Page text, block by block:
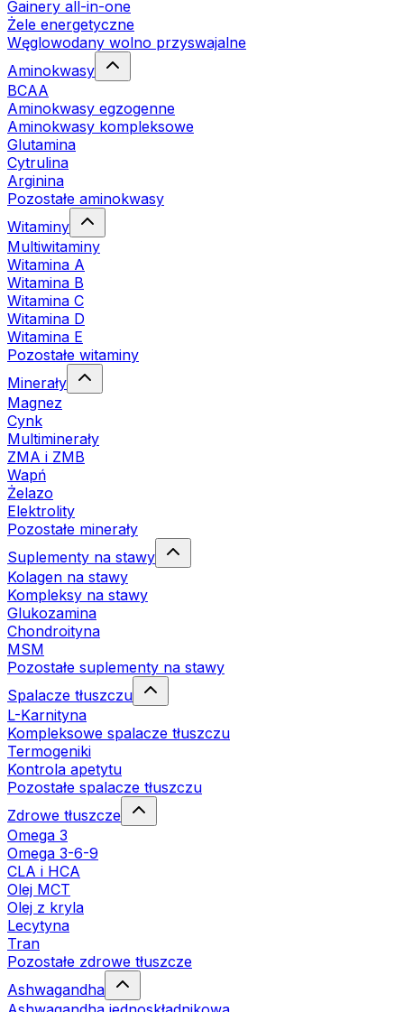
Gainery all-in-one
Żele energetyczne
Węglowodany wolno przyswajalne
Aminokwasy
BCAA
Aminokwasy egzogenne
Aminokwasy kompleksowe
Glutamina
Cytrulina
Arginina
Pozostałe aminokwasy
Witaminy
Multiwitaminy
Witamina A
Witamina B
Witamina C
Witamina D
Witamina E
Pozostałe witaminy
Minerały
Magnez
Cynk
Multiminerały
ZMA i ZMB
Wapń
Żelazo
Elektrolity
Pozostałe minerały
Suplementy na stawy
Kolagen na stawy
Kompleksy na stawy
Glukozamina
Chondroityna
MSM
Pozostałe suplementy na stawy
Spalacze tłuszczu
L-Karnityna
Kompleksowe spalacze tłuszczu
Termogeniki
Kontrola apetytu
Pozostałe spalacze tłuszczu
Zdrowe tłuszcze
Omega 3
Omega 3-6-9
CLA i HCA
Olej MCT
Olej z kryla
Lecytyna
Tran
Pozostałe zdrowe tłuszcze
Ashwagandha